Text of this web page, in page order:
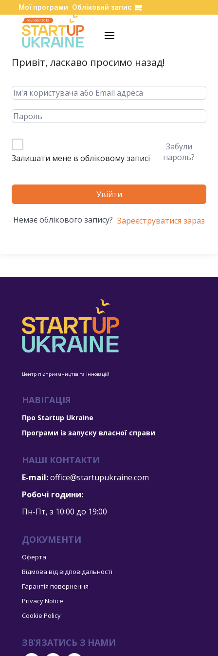
Мої програми Обліковий запис
Привіт, ласкаво просимо назад!
Залишати мене в обліковому записі
Забули
пароль?
Увійти
Немає облікового запису? Зареєструватися зараз
Центр підприємництва та інновацій
НАВІГАЦІЯ
Про Startup Ukraine
Програми із запуску власної справи
НАШІ КОНТАКТИ
E-mail:office@startupukraine.com
Робочі години:
Пн-Пт, з 10:00 дo 19:00
ДОКУМЕНТИ
Оферта
Відмова від відповідальності
Гарантія повернення
Privacy Notice
Cookie Policy
ЗВ’ЯЗАТИСЬ З НАМИ